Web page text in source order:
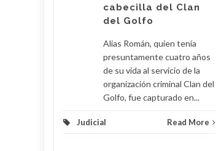
cabecilla del Clan
del Golfo
Alias Román, quien tenía
presuntamente cuatro años
de su vida al servicio de la
organización criminal Clan del
Golfo, fue capturado en...
Judicial Read More